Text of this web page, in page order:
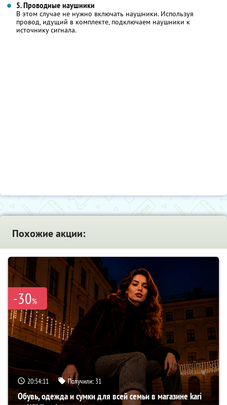
5. Проводные наушники
В этом случае не нужно включать наушники. Используя
провод, идущий в комплекте, подключаем наушники к
источнику сигнала.
Похожие акции:
-30%
20:54:10 Получили: 31
Обувь, одежда и сумки для всей семьи в магазине kari